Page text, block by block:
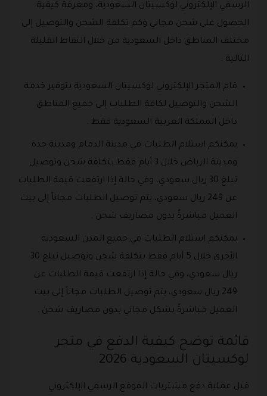
الرسمي الإلكتروني لوكسيتان السعودية، ومعرفة كيفية
الحصول على شحن مجاني وكم تكلفة الشحن والتوصيل إلى
مختلف المناطق داخل السعودية من خلال النقاط القليلة
التالية :
قام المتجر الإلكتروني لوكسيتان السعودية بتوفير خدمة
الشحن والتوصيل لكافة الطلبات إلى جميع المناطق
داخل المملكة العربية السعودية فقط .
يمكنكم استلام الطلبات في مدينة الدمام ومدينة جدة
ومدينة الرياض خلال 3 أيام فقط بتكلفة شحن وتوصيل
تبلغ 30 ريال سعودي، وفي حالة إذا ارتفعت قيمة الطلبات
عن 249 ريال سعودي، يتم توصيل الطلبات مجاناً إلى بيت
العميل مباشرةً بدون مصاريف شحن .
يمكنكم استلام الطلبات في جميع المدن السعودية
الأخرى خلال 5 أيام فقط بتكلفة شحن وتوصيل تبلغ 30
ريال سعودي، وفي حالة إذا ارتفعت قيمة الطلبات عن
249 ريال سعودي، يتم توصيل الطلبات مجاناً إلى بيت
العميل مباشرةً بشكل مجاني بدون مصاريف شحن .
قائمة توضح كيفية الدفع في متجر
لوكسيتان السعودية 2026
قبل عملية دفع مشتريات الموقع الرسمي الإلكتروني